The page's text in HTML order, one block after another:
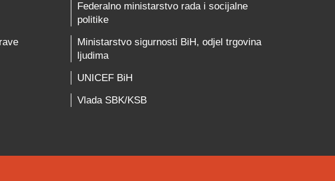
Federalno ministarstvo rada i socijalne
politike
Ministarstvo sigurnosti BiH, odjel trgovina
ljudima
UNICEF BiH
Vlada SBK/KSB